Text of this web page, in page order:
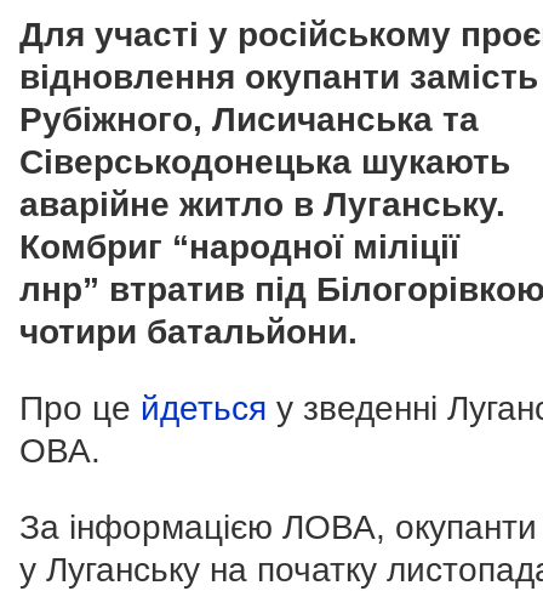
Для участі у російському
відновлення окупанти замість
Рубіжного, Лисичанська та
Сіверськодонецька шукають
аварійне житло в Луганську.
Комбриг “народної міліції
лнр” втратив під
чотири батальйони.
Про це йдеться у зведенні
ОВА.
За інформацією ЛОВА, окупанти
у Луганську на початку